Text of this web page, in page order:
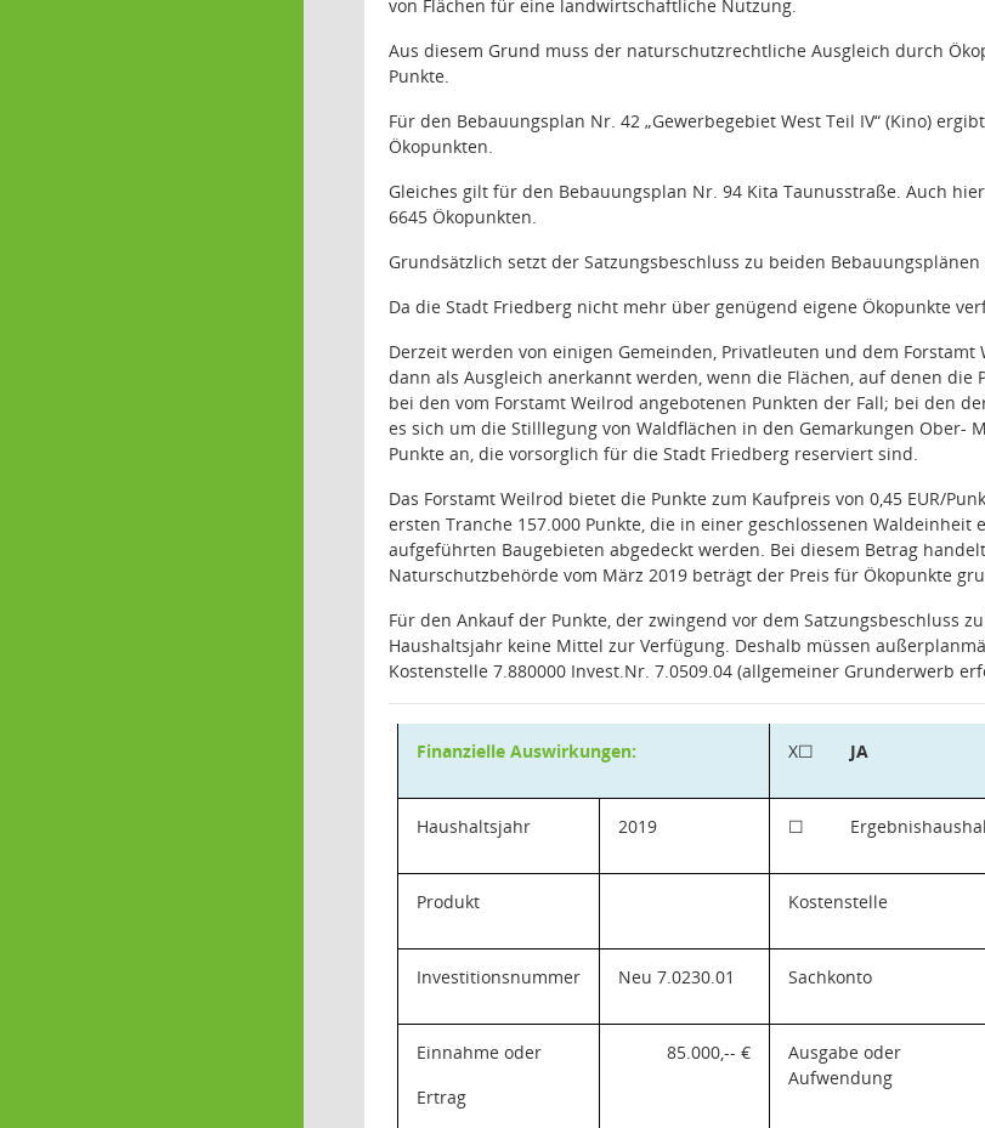
von Flächen für eine landwirtschaftliche Nutzung.
Aus diesem Grund muss der naturschutzrechtliche Ausgleich durch
Punkte.
Für den Bebauungsplan Nr. 42 „Gewerbegebiet West Teil IV“ (Kino)
Ökopunkten.
Gleiches gilt für den Bebauungsplan Nr. 94 Kita Taunusstraße. Auch
6645 Ökopunkten.
Grundsätzlich setzt der Satzungsbeschluss zu beiden
Da die Stadt Friedberg nicht mehr über genügend eigene Ökopunkte
Derzeit werden von einigen Gemeinden, Privatleuten und dem
dann als Ausgleich anerkannt werden, wenn die Flächen, auf denen
bei den vom Forstamt Weilrod angebotenen Punkten der Fall; bei den
es sich um die Stilllegung von Waldflächen in den Gemarkungen
Punkte an, die vorsorglich für die Stadt Friedberg reserviert sind.
Das Forstamt Weilrod bietet die Punkte zum Kaufpreis von 0,45 EUR/
ersten Tranche 157.000 Punkte, die in einer geschlossenen
aufgeführten Baugebieten abgedeckt werden. Bei diesem Betrag
Naturschutzbehörde vom März 2019 beträgt der Preis für Ökopunkte
Für den Ankauf der Punkte, der zwingend vor dem Satzungsbeschluss
Haushaltsjahr keine Mittel zur Verfügung. Deshalb müssen
Kostenstelle 7.880000 Invest.Nr. 7.0509.04 (allgemeiner Grunderwerb
Finanzielle Auswirkungen: X☐ JA
Haushaltsjahr 2019 ☐
Produkt Kostenstelle
Investitionsnummer Neu 7.0230.01 Sachkonto
Einnahme oder
Ertrag
85.000,-- €
Ausgabe oder
Aufwendung